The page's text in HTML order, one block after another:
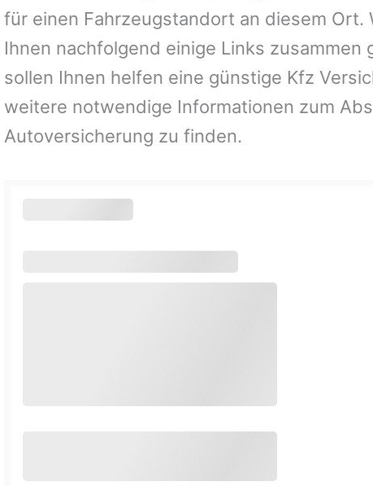
für einen Fahrzeugstandort an diesem Ort.
Ihnen nachfolgend einige Links zusammen
sollen Ihnen helfen eine günstige Kfz
weitere notwendige Informationen zum
Autoversicherung zu finden.